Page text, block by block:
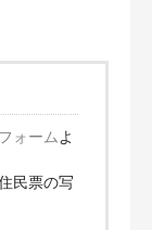
ォーム よ
民票の写